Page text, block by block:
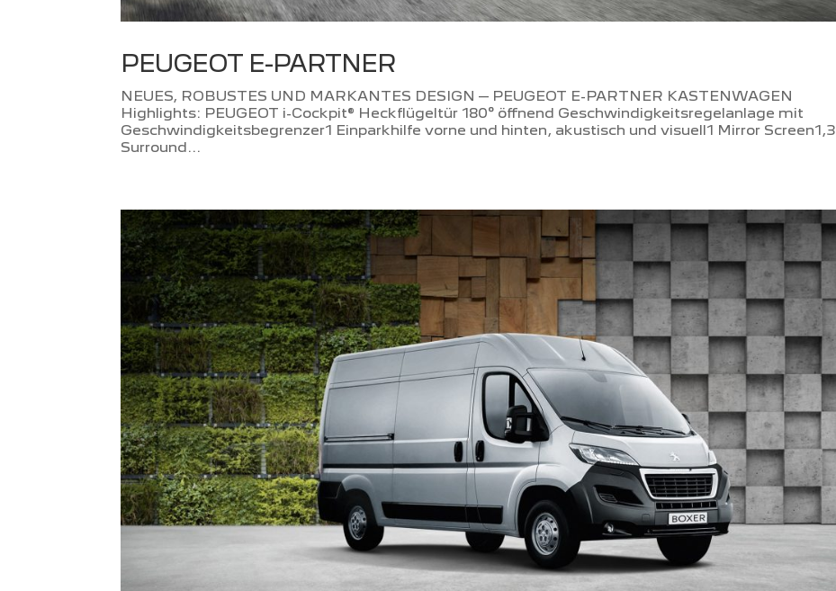
PEUGEOT E-PARTNER
NEUES, ROBUSTES UND MARKANTES DESIGN – PEUGEOT E-PARTNER KASTENWAGEN
Highlights: PEUGEOT i-Cockpit® Heckflügeltür 180° öffnend Geschwindigkeitsregelanlage mit
Geschwindigkeitsbegrenzer1 Einparkhilfe vorne und hinten, akustisch und visuell1 Mirror Screen1,3
Surround...